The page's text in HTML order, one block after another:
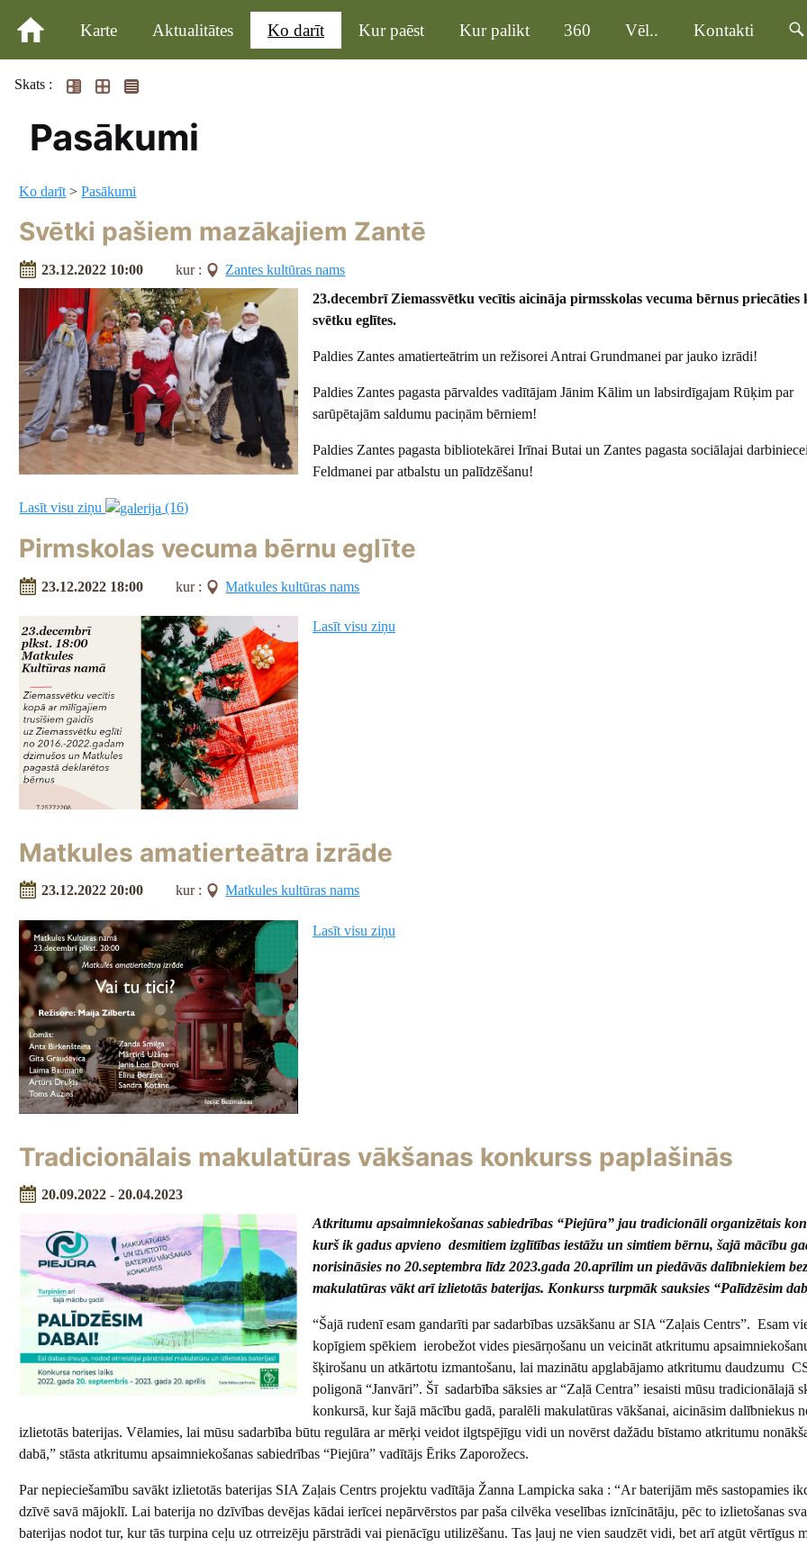
Karte Aktualitātes Ko darīt Kur paēst Kur palikt 360 Vēl.. Kontakti
Skats :
Pasākumi
Ko darīt >Pasākumi
Svētki pašiem mazākajiem Zantē
23.12.2022 10:00 kur :
Zantes kultūras nams
23.decembrī Ziemassvētku vecītis aicināja pirmsskolas vecuma bērnus priecāties
svētku eglītes.
Paldies Zantes amatierteātrim un režisorei Antrai Grundmanei par jauko izrādi!
Paldies Zantes pagasta pārvaldes vadītājam Jānim Kālim un labsirdīgajam Rūķim par
sarūpētajām saldumu paciņām bērniem!
Paldies Zantes pagasta bibliotekārei Irīnai Butai un Zantes pagasta sociālajai
Feldmanei par atbalstu un palīdzēšanu!
Lasīt visu ziņu (16)
Pirmskolas vecuma bērnu eglīte
23.12.2022 18:00 kur : Matkules kultūras nams
Lasīt visu ziņu
Matkules amatierteātra izrāde
23.12.2022 20:00 kur : Matkules kultūras nams
Lasīt visu ziņu
Tradicionālais makulatūras vākšanas konkurss paplašinās
20.09.2022 - 20.04.2023
Atkritumu apsaimniekošanas sabiedrības “Piejūra” jau tradicionāli organizētais
kurš ik gadus apvieno desmitiem izglītības iestāžu un simtiem bērnu, šajā mācību
norisināsies no 20.septembra līdz 2023.gada 20.aprīlim un piedāvās dalībniekiem
makulatūras vākt arī izlietotās baterijas. Konkurss turpmāk sauksies “Palīdzēsim
“Šajā rudenī esam gandarīti par sadarbības uzsākšanu ar SIA “Zaļais Centrs”. Esam
kopīgiem spēkiem ierobežot vides piesārņošanu un veicināt atkritumu
šķirošanu un atkārtotu izmantošanu, lai mazinātu apglabājamo atkritumu daudzumu
poligonā “Janvāri”. Šī sadarbība sāksies ar “Zaļā Centra” iesaisti mūsu tradicionālajā
konkursā, kur šajā mācību gadā, paralēli makulatūras vākšanai, aicināsim dalībniekus
izlietotās baterijas. Vēlamies, lai mūsu sadarbība būtu regulāra ar mērķi veidot ilgtspējīgu vidi un novērst dažādu bīstamo atkritumu
dabā,” stāsta atkritumu apsaimniekošanas sabiedrības “Piejūra” vadītājs Ēriks Zaporožecs.
Par nepieciešamību savākt izlietotās baterijas SIA Zaļais Centrs projektu vadītāja Žanna Lampicka saka : “Ar baterijām mēs sastopamies
dzīvē savā mājoklī. Lai baterija no dzīvības devējas kādai ierīcei nepārvērstos par paša cilvēka veselības iznīcinātāju, pēc to izlietošanas
baterijas nodot tur, kur tās turpina ceļu uz otrreizēju pārstrādi vai pienācīgu utilizēšanu. Tas ļauj ne vien saudzēt vidi, bet arī atgūt vērtīgus